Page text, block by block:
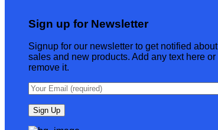
Sign up for Newsletter
Signup for our newsletter to get notified about
sales and new products. Add any text here or
remove it.